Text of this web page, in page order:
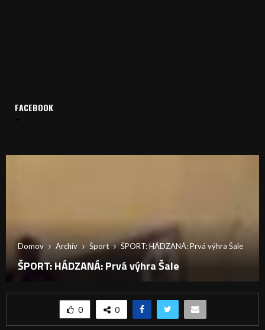
Domov Archív Šport ŠPORT: HÁDZANÁ: Prvá výhra Šale
ŠPORT: HÁDZANÁ: Prvá výhra Šale
0 0
FACEBOOK